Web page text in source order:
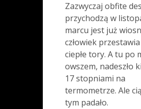
Zazwyczaj obfite
przychodzą w
marcu jest już
człowiek
ciepłe tory. A tu po
owszem, nadeszło
17 stopniami na
termometrze. Ale
tym padało.